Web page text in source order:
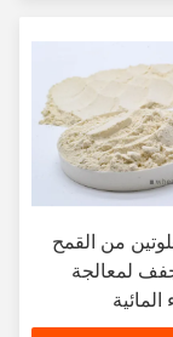
من القمح
لمعالجة
المائية